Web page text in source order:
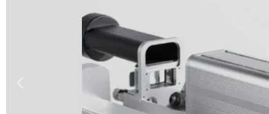
Le système de séchage UV